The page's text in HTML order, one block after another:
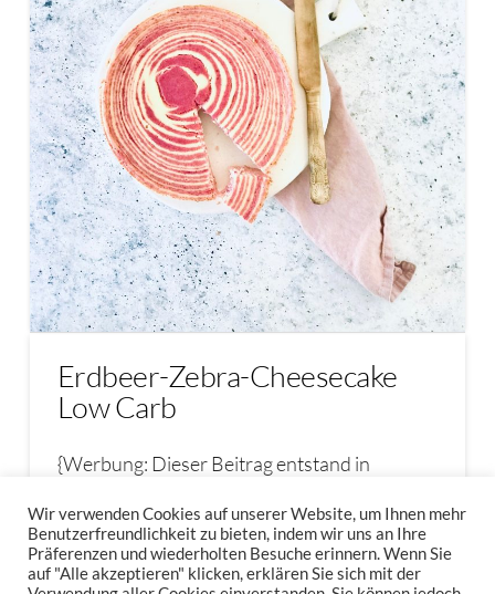
Erdbeer-Zebra-Cheesecake
Low Carb
{Werbung: Dieser Beitrag entstand in
Read More
Wir verwenden Cookies auf unserer Website, um Ihnen mehr
Benutzerfreundlichkeit zu bieten, indem wir uns an Ihre
Präferenzen und wiederholten Besuche erinnern. Wenn Sie
auf "Alle akzeptieren" klicken, erklären Sie sich mit der